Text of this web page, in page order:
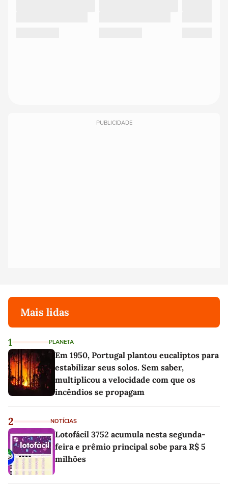
PUBLICIDADE
Mais lidas
1 PLANETA
Em 1950, Portugal plantou eucaliptos para
estabilizar seus solos. Sem saber,
multiplicou a velocidade com que os
incêndios se propagam
2 NOTÍCIAS
Lotofácil 3752 acumula nesta segunda-
feira e prêmio principal sobe para R$ 5
milhões